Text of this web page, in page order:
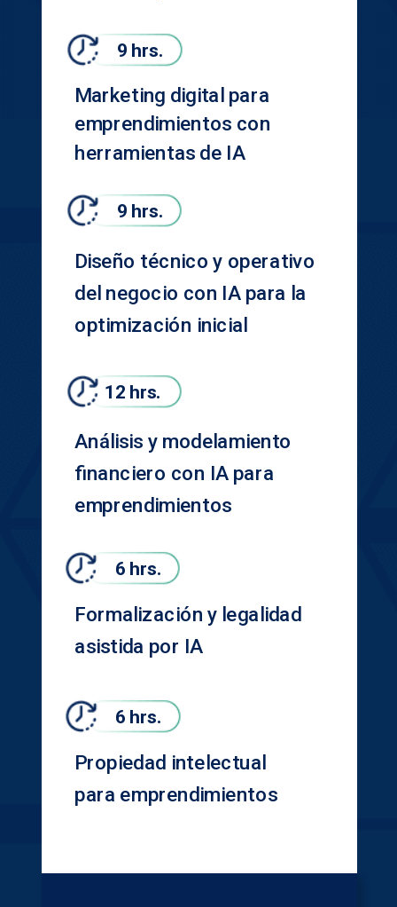
Marketing digital para
emprendimientos con
herramientas de IA
9 hrs.
9 hrs.
Diseño técnico y operativo
del negocio con IA para la
optimización inicial
12 hrs.
Análisis y modelamiento
financiero con IA para
emprendimientos
6 hrs.
Formalización y legalidad
asistida por IA
6 hrs.
Propiedad intelectual
para emprendimientos